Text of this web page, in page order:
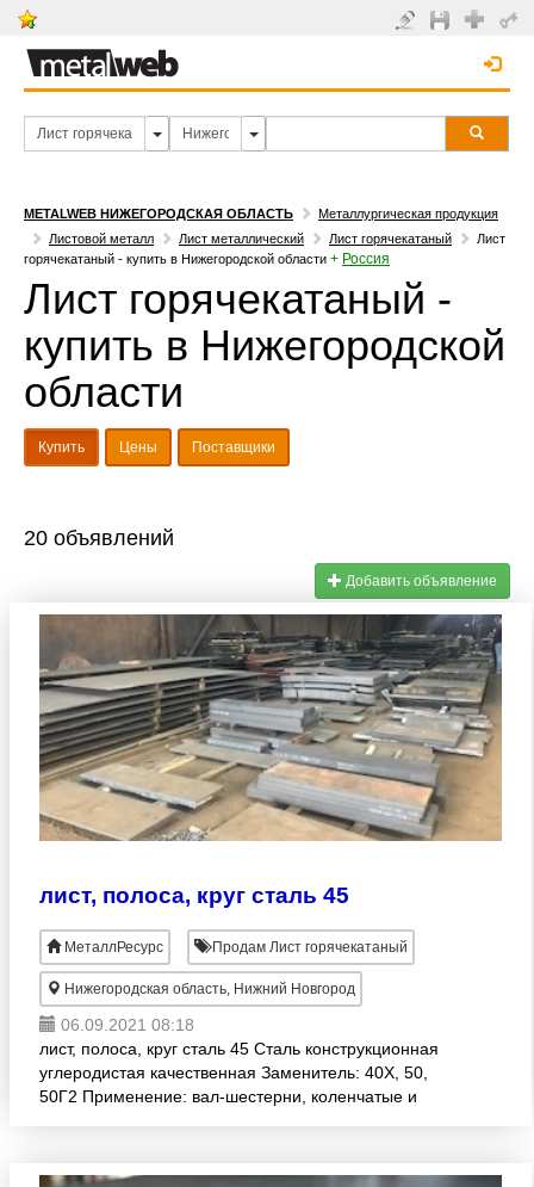
METALWEB НИЖЕГОРОДСКАЯ ОБЛАСТЬ
Металлургическая продукция
Листовой металл
Лист металлический Лист горячекатаный
Лист
горячекатаный - купить в Нижегородской области + Россия
Лист горячекатаный -
купить в Нижегородской
области
Купить Цены Поставщики
20 объявлений
Добавить объявление
лист, полоса, круг сталь 45
МеталлРесурс Продам Лист горячекатаный
Нижегородская область, Нижний Новгород
06.09.2021 08:18
лист, полоса, круг сталь 45 Сталь конструкционная
углеродистая качественная Заменитель: 40Х, 50,
50Г2 Применение: вал-шестерни, коленчатые и